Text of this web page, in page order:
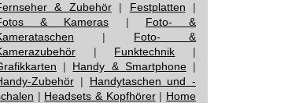
& Zubehör| Festplatten |
& Kameras | Foto- &
| Foto- &
| Funktechnik |
| Handy & Smartphone|
Zubehör | Handytaschen und -
| Headsets & Kopfhörer| Home